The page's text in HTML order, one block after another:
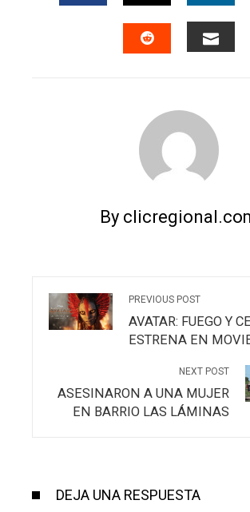
FACEBOOKTWITTER
By
PREVIOUS POST
AVATAR: FUEGO Y
ESTRENA EN
NEXT POST
ASESINARON A UNA MUJER
EN BARRIO LAS LÁMINAS
DEJA UNA RESPUESTA